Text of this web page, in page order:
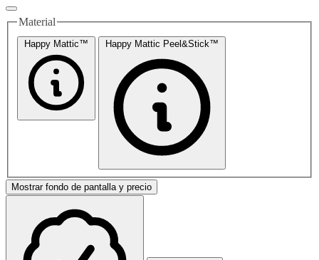
Material
Happy Mattic™ Happy Mattic Peel&Stick™
Mostrar fondo de pantalla y precio